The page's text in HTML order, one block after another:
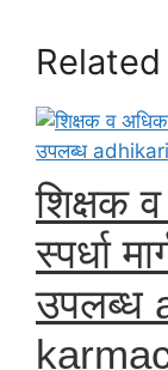
शिक्षक व
स्पर्धा
उपलब्ध